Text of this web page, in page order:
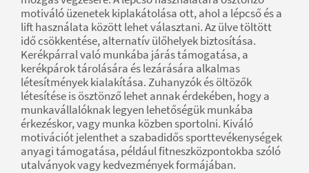
motiváló üzenetek kiplakátolása ott, ahol a lépcső és a
lift használata között lehet választani. Az ülve töltött
idő csökkentése, alternatív ülőhelyek biztosítása.
Kerékpárral való munkába járás támogatása, a
kerékpárok tárolására és lezárására alkalmas
létesítmények kialakítása. Zuhanyzók és öltözők
létesítése is ösztönző lehet annak érdekében, hogy a
munkavállalóknak legyen lehetőségük munkába
érkezéskor, vagy munka közben sportolni. Kiváló
motivációt jelenthet a szabadidős sporttevékenységek
anyagi támogatása, például fitneszközpontokba szóló
utalványok vagy kedvezmények formájában.